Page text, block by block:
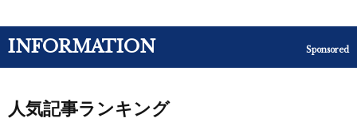
INFORMATION Sponsored
人気記事ランキング